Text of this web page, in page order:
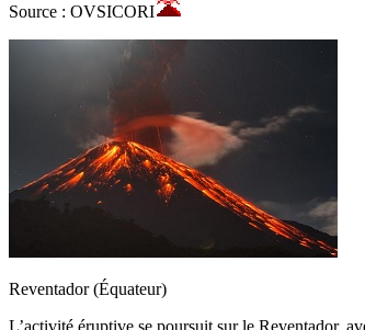
Source : OVSICORI
Reventador (Équateur)
L’activité éruptive se poursuit sur le Reventador,